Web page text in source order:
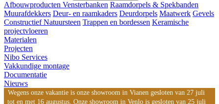
Afbouwproducten Vensterbanken Raamdorpels & Spekbanden
Muurafdekkers Deur- en raamkaders Deurdorpels Maatwerk Gevels
Constructief Natuursteen Trappen en bordessen Keramische
projectvloeren
Materialen
Projecten
Nibo Services
Vakkundige montage
Documentatie
Nieuws
Wegens onze vakantie is onze showroom in Vianen gesloten van 27 juli
tot en met 16 augustus. Onze showroom in Venlo is gesloten van 25 juli